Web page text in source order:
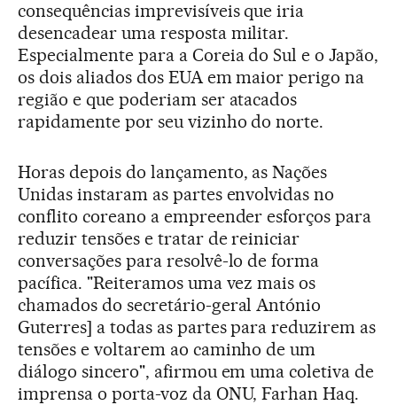
consequências imprevisíveis que iria
desencadear uma resposta militar.
Especialmente para a Coreia do Sul e o Japão,
os dois aliados dos EUA em maior perigo na
região e que poderiam ser atacados
rapidamente por seu vizinho do norte.
Horas depois do lançamento, as Nações
Unidas instaram as partes envolvidas no
conflito coreano a empreender esforços para
reduzir tensões e tratar de reiniciar
conversações para resolvê-lo de forma
pacífica. "Reiteramos uma vez mais os
chamados do secretário-geral António
Guterres] a todas as partes para reduzirem as
tensões e voltarem ao caminho de um
diálogo sincero", afirmou em uma coletiva de
imprensa o porta-voz da ONU, Farhan Haq.